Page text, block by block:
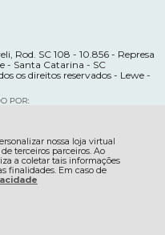
nossa loja virtual
terceiros parceiros. Ao
a coletar tais informações
finalidades. Em caso de
Rod. SC 108 - 10.856 - Represa
- Santa Catarina - SC
os direitos reservados - Lewe -